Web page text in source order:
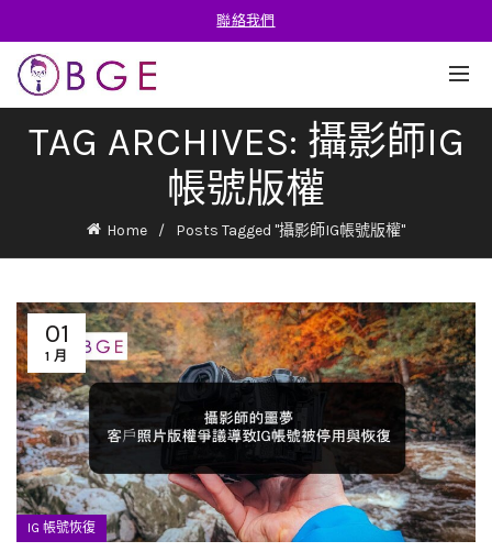
聯絡我們
TAG ARCHIVES: 攝影師IG
帳號版權
Home Posts Tagged "攝影師IG帳號版權"
01
1 月
IG 帳號恢復